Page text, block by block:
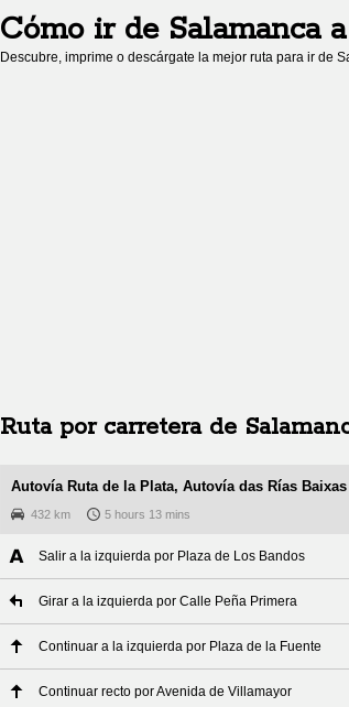
Cómo ir de Salamancaa
Descubre, imprime o descárgate la mejor ruta para ir de
Ruta por carretera de
Autovía Ruta de la Plata, Autovía das Rías Baixas
432 km 5 hours 13 mins
Salir a la izquierda por Plaza de Los Bandos
Girar a la izquierda por Calle Peña Primera
Continuar a la izquierda por Plaza de la Fuente
Continuar recto por Avenida de Villamayor